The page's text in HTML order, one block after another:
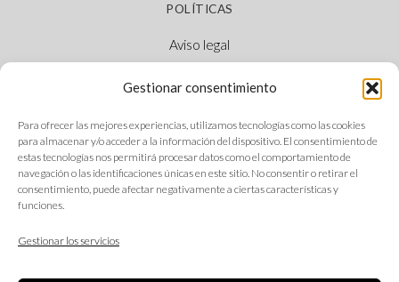
Gestionar consentimiento
Para ofrecer las mejores experiencias, utilizamos tecnologías como las cookies
para almacenar y/o acceder a la información del dispositivo. El consentimiento de
estas tecnologías nos permitirá procesar datos como el comportamiento de
navegación o las identificaciones únicas en este sitio. No consentir o retirar el
consentimiento, puede afectar negativamente a ciertas características y
funciones.
Gestionar los servicios
POLÍTICAS
Aviso legal
Canal Ético